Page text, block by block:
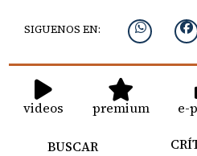
SIGUENOS EN:
videos premium e-
BUSCAR